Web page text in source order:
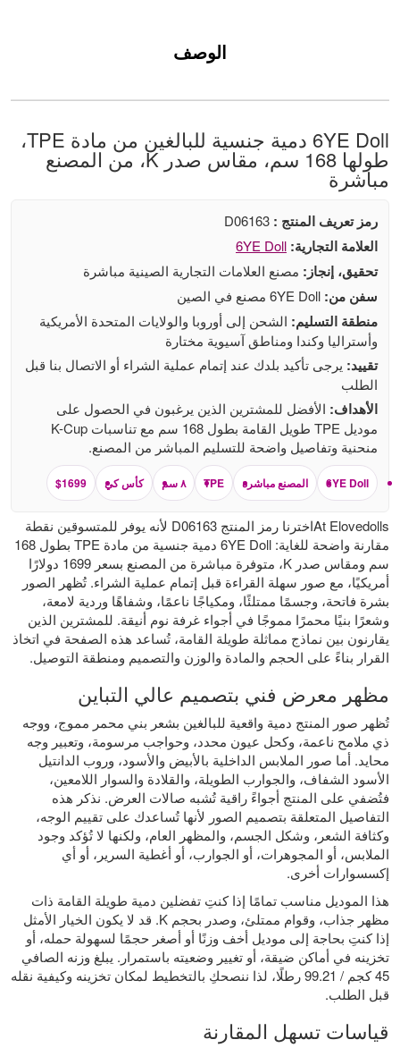
الوصف
6YE Doll دمية جنسية للبالغين من مادة TPE،
طولها 168 سم، مقاس صدر K، من المصنع
مباشرة
رمز تعريف المنتج :
العلامة التجارية: 6YE Doll
تحقيق، إنجاز: مصنع العلامات التجارية الصينية مباشرة
سفن من:
منطقة التسليم: الشحن إلى أوروبا والولايات المتحدة الأمريكية
وأستراليا وكندا ومناطق آسيوية مختارة
تقييد: يرجى تأكيد بلدك عند إتمام عملية الشراء أو الاتصال بنا قبل
الطلب
الأهداف: الأفضل للمشترين الذين يرغبون في الحصول على
موديل TPE طويل القامة بطول 168 سم مع تناسبات K-Cup
منحنية وتفاصيل واضحة للتسليم المباشر من المصنع.
6YE Doll المصنع مباشرة TPE ٨ سم كأس كي $1699
At Elovedollsاخترنا رمز المنتج D06163 لأنه يوفر للمتسوقين نقطة
مقارنة واضحة للغاية: 6YE Doll دمية جنسية من مادة TPE بطول 168
سم ومقاس صدر K، متوفرة مباشرة من المصنع بسعر 1699 دولارًا
أمريكيًا، مع صور سهلة القراءة قبل إتمام عملية الشراء. تُظهر الصور
بشرة فاتحة، وجسمًا ممتلئًا، ومكياجًا ناعمًا، وشفاهًا وردية لامعة،
وشعرًا بنيًا محمرًا مموجًا في أجواء غرفة نوم أنيقة. للمشترين الذين
يقارنون بين نماذج مماثلة طويلة القامة، تُساعد هذه الصفحة في اتخاذ
القرار بناءً على الحجم والمادة والوزن والتصميم ومنطقة التوصيل.
مظهر معرض فني بتصميم عالي التباين
تُظهر صور المنتج دمية واقعية للبالغين بشعر بني محمر مموج، ووجه
ذي ملامح ناعمة، وكحل عيون محدد، وحواجب مرسومة، وتعبير وجه
محايد. أما صور الملابس الداخلية بالأبيض والأسود، وروب الدانتيل
الأسود الشفاف، والجوارب الطويلة، والقلادة والسوار اللامعين،
فتُضفي على المنتج أجواءً راقية تُشبه صالات العرض. نذكر هذه
التفاصيل المتعلقة بتصميم الصور لأنها تُساعدك على تقييم الوجه،
وكثافة الشعر، وشكل الجسم، والمظهر العام، ولكنها لا تُؤكد وجود
الملابس، أو المجوهرات، أو الجوارب، أو أغطية السرير، أو أي
إكسسوارات أخرى.
هذا الموديل مناسب تمامًا إذا كنتِ تفضلين دمية طويلة القامة ذات
مظهر جذاب، وقوام ممتلئ، وصدر بحجم K. قد لا يكون الخيار الأمثل
إذا كنتِ بحاجة إلى موديل أخف وزنًا أو أصغر حجمًا لسهولة حمله، أو
تخزينه في أماكن ضيقة، أو تغيير وضعيته باستمرار. يبلغ وزنه الصافي
45 كجم / 99.21 رطلًا، لذا ننصحكِ بالتخطيط لمكان تخزينه وكيفية نقله
قبل الطلب.
قياسات تسهل المقارنة